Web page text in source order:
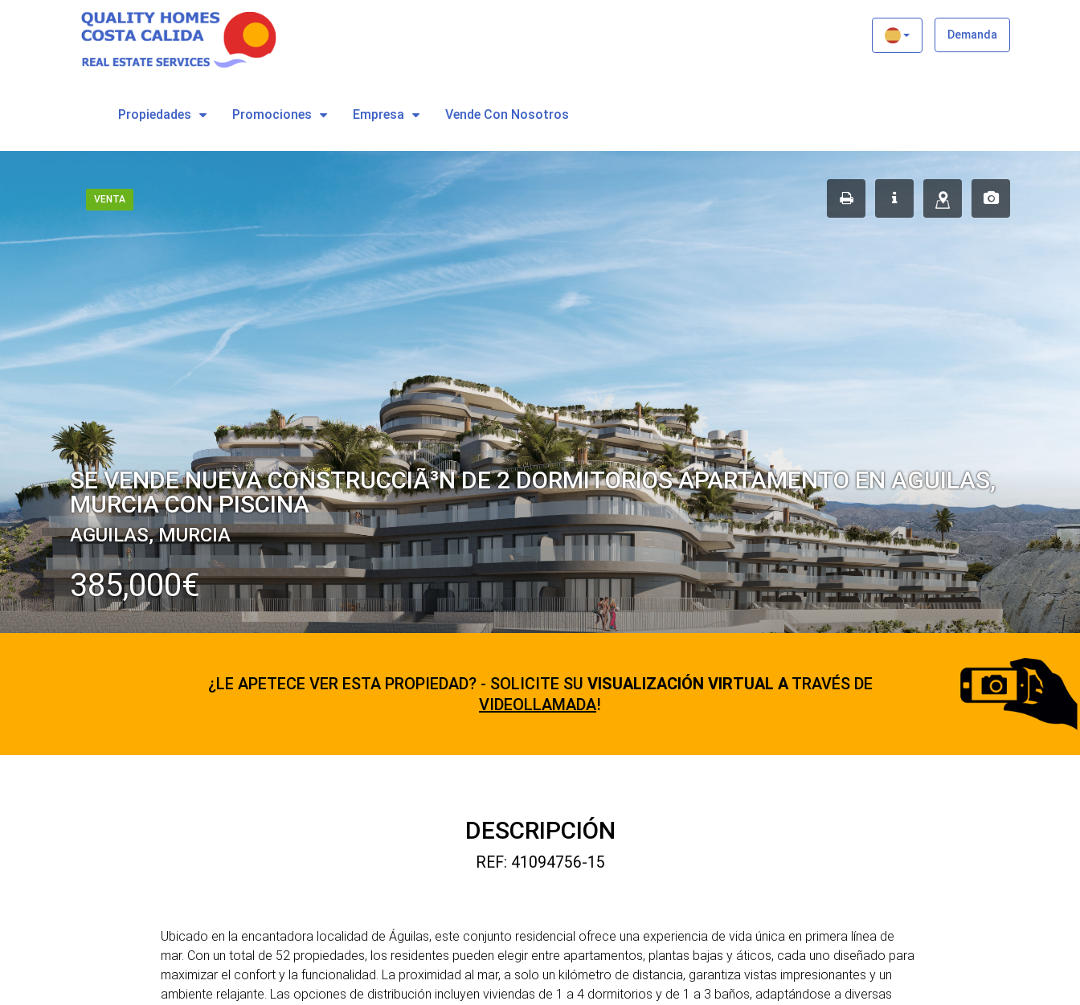
Propiedades Promociones Empresa Vende Con Nosotros
Demanda
VENTA
SE VENDE NUEVA CONSTRUCCIÃ³N DE 2 DORMITORIOS APARTAMENTO EN AGUILAS,
MURCIA CON PISCINA
AGUILAS, MURCIA
385,000€
¿LE APETECE VER ESTA PROPIEDAD? - SOLICITE SU VISUALIZACIÓN VIRTUAL ATRAVÉS DE
VIDEOLLAMADA!
DESCRIPCIÓN
REF: 41094756-15
Ubicado en la encantadora localidad de Águilas, este conjunto residencial ofrece una experiencia de vida única en primera línea de
mar. Con un total de 52 propiedades, los residentes pueden elegir entre apartamentos, plantas bajas y áticos, cada uno diseñado para
maximizar el confort y la funcionalidad. La proximidad al mar, a solo un kilómetro de distancia, garantiza vistas impresionantes y un
ambiente relajante. Las opciones de distribución incluyen viviendas de 1 a 4 dormitorios y de 1 a 3 baños, adaptándose a diversas